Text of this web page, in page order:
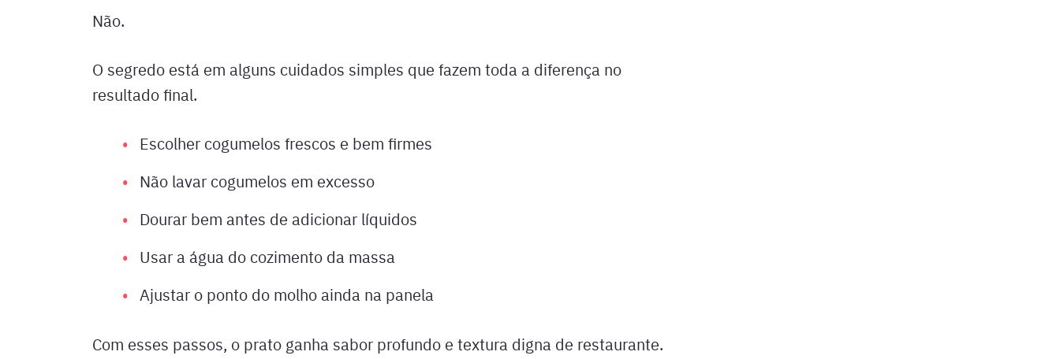
Não.
O segredo está em alguns cuidados simples que fazem toda a diferença no
resultado final.
Escolher cogumelos frescos e bem firmes
Não lavar cogumelos em excesso
Dourar bem antes de adicionar líquidos
Usar a água do cozimento da massa
Ajustar o ponto do molho ainda na panela
Com esses passos, o prato ganha sabor profundo e textura digna de restaurante.